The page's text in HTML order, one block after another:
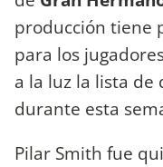
producción tiene
para los
a la luz la lista de
durante esta
Pilar Smith fue